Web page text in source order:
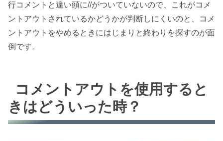
行コメントと違い頭に//がついていないので、これがコメ
ントアウトされているかどうかが判断しにくいのと、コメ
ントアウトをやめるときにはじまりと終わりを探すのが面
倒です。
コメントアウトを使用すると
きはどういった時？